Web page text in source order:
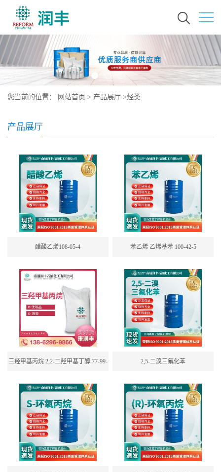
您当前的位置： 网站首页 > 产品展厅 >烃类
产品展厅
醋酸乙烯108-05-4 苯乙烯 乙烯基苯 100-42-5
三羟甲基丙烷 2,2-二羟甲基丁醇 77-99- 2,5-二溴三氟化苯